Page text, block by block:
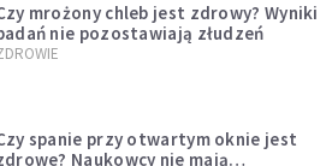
mrożony chleb jest zdrowy? Wyniki
nie pozostawiają złudzeń
spanie przy otwartym oknie jest
Naukowcy nie mają